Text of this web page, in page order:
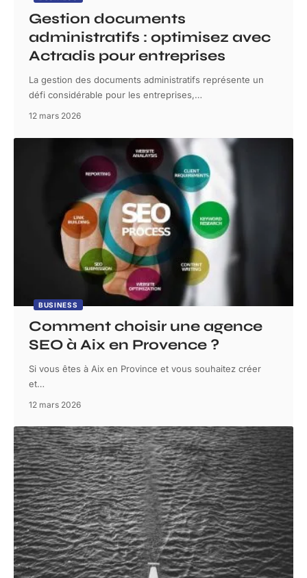
Gestion documents
administratifs : optimisez avec
Actradis pour entreprises
La gestion des documents administratifs représente un
défi considérable pour les entreprises,…
12 mars 2026
BUSINESS
Comment choisir une agence
SEO à Aix en Provence ?
Si vous êtes à Aix en Province et vous souhaitez créer
et…
12 mars 2026